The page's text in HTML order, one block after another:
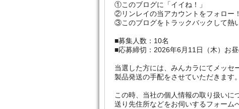
①このブログに「イイね！」
②リンレイの当アカウントをフォロー！
③このブログをトラックバックして熱
■募集人数：10名
■応募締切：2026年6月11日（木）お
当選した方には、みんカラにてメッセ
製品発送の手配をさせていただきます。
この時、当社の個人情報の取り扱いに
送り先住所などをお伺いするフォーム